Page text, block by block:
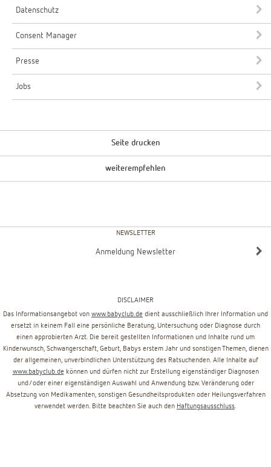
Datenschutz
Consent Manager
Presse
Jobs
Seite drucken
weiterempfehlen
NEWSLETTER
Anmeldung Newsletter
DISCLAIMER
Das Informationsangebot von www.babyclub.de dient ausschließlich Ihrer Information und
ersetzt in keinem Fall eine persönliche Beratung, Untersuchung oder Diagnose durch
einen approbierten Arzt. Die bereit gestellten Informationen und Inhalte rund um
Kinderwunsch, Schwangerschaft, Geburt, Babys erstem Jahr und sonstigen Themen, dienen
der allgemeinen, unverbindlichen Unterstützung des Ratsuchenden. Alle Inhalte auf
www.babyclub.de können und dürfen nicht zur Erstellung eigenständiger Diagnosen
und/oder einer eigenständigen Auswahl und Anwendung bzw. Veränderung oder
Absetzung von Medikamenten, sonstigen Gesundheitsprodukten oder Heilungsverfahren
verwendet werden. Bitte beachten Sie auch den Haftungsausschluss.